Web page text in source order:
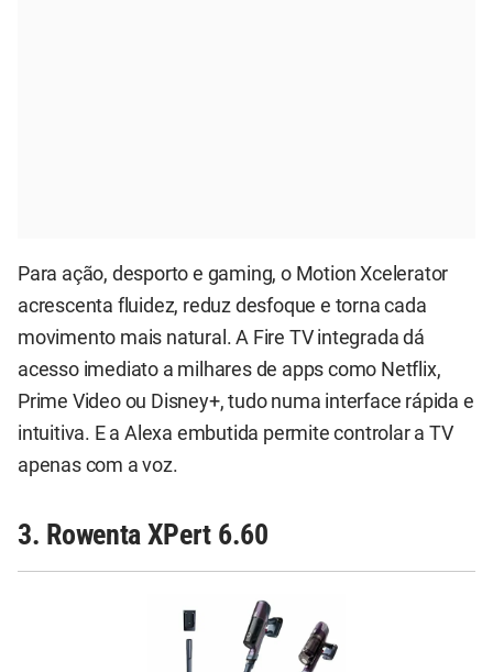
Para ação, desporto e gaming, o Motion Xcelerator
acrescenta fluidez, reduz desfoque e torna cada
movimento mais natural. A Fire TV integrada dá
acesso imediato a milhares de apps como Netflix,
Prime Video ou Disney+, tudo numa interface rápida e
intuitiva. E a Alexa embutida permite controlar a TV
apenas com a voz.
3. Rowenta XPert 6.60